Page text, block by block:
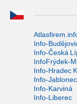
Info-
Info-Česká
InfoFrýdek-
Info-Hradec
Info-
Info-Karviná
Info-Liberec